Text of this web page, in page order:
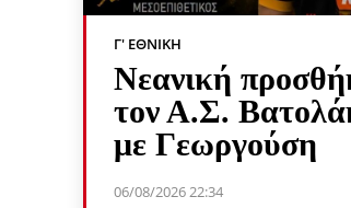
Γ' ΕΘΝΙΚΉ
Νεανική
τον Α.Σ.
με Γεωργούση
06/08/2026 22:34